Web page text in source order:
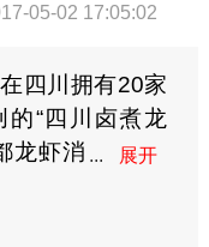
05-02 17:05:02
四川拥有20家
“四川卤煮龙
龙虾消